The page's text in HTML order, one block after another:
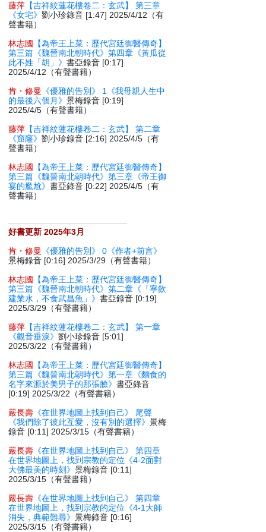
藤萍 【吉祥紋蓮花樓卷二：玄武】 第三章
《女宅》劉小珍錄音 [1:47] 2025/4/12（有
聲書籍）
林志國
【為帝王上菜：歷代宮廷御醫傳奇】
第三篇《魏晉南北朝時代》第四章《黃瓜從
此不姓「胡」》書亞錄音 [0:17]
2025/4/12（有聲書籍）
肯・修曼
《優雅的告別》 1《我母親人生中
的最後六個月》景梅錄音 [0:19]
2025/4/5（有聲書籍）
藤萍 【吉祥紋蓮花樓卷二：玄武】 第二章
《窟窿》劉小珍錄音 [2:16] 2025/4/5（有
聲書籍）
林志國
【為帝王上菜：歷代宮廷御醫傳奇】
第三篇《魏晉南北朝時代》第三章《帝王御
宴的尷尬》書亞錄音 [0:22] 2025/4/5（有
聲書籍）
好書更新 2025年3月
肯・修曼
《優雅的告別》 0《作者+前言》
景梅錄音 [0:16] 2025/3/29（有聲書籍）
林志國
【為帝王上菜：歷代宮廷御醫傳奇】
第三篇《魏晉南北朝時代》第二章《「寧飲
建業水，不食武昌魚」》書亞錄音 [0:19]
2025/3/29（有聲書籍）
藤萍 【吉祥紋蓮花樓卷二：玄武】 第一章
《觀音垂淚》劉小珍錄音 [5:01]
2025/3/22（有聲書籍）
林志國
【為帝王上菜：歷代宮廷御醫傳奇】
第三篇《魏晉南北朝時代》第一章《麵食的
名字來源於美男子的那張臉》書亞錄音
[0:19] 2025/3/22（有聲書籍）
嚴長壽 《在世界地圖上找到自己》 尾聲
《我們除了彼此互愛，沒有別的選擇》景梅
錄音 [0:11] 2025/3/15（有聲書籍）
嚴長壽 《在世界地圖上找到自己》 第四章
在世界地圖上，找到宗教的定位《4-2面對
大佛最美的時刻》景梅錄音 [0:11]
2025/3/15（有聲書籍）
嚴長壽 《在世界地圖上找到自己》 第四章
在世界地圖上，找到宗教的定位《4-1大師
消失，典範難尋》景梅錄音 [0:16]
2025/3/15（有聲書籍）